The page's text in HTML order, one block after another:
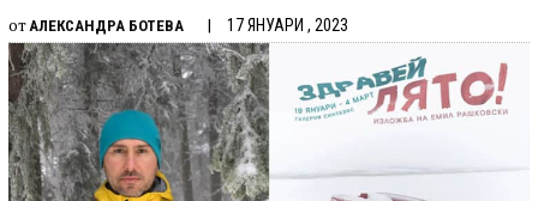
от АЛЕКСАНДРА БОТЕВА 17 ЯНУАРИ , 2023